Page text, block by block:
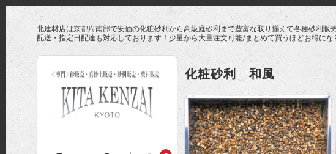
北建材店は京都府南部で安価の化粧砂利から高級庭砂利まで豊富な取り揃えで各種砂利
配送・指定日配達も対応しております！少量から大量注文可能/まとめて買うほどお得に
化粧砂利 和風